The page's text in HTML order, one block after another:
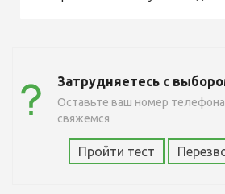
Затрудняетесь с
Оставьте ваш номер
свяжемся
Пройти тест